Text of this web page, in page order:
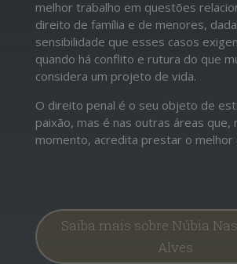
melhor trabalho em questões
direito de família e de menores,
sensibilidade que esses casos
quando há conflito e rutura do que
considera um projeto de vida.
O direito penal é o seu objeto de
paixão, mas é nas outras áreas que,
momento, acredita prestar o melhor
Saiba mais sobre Núbia
Alves